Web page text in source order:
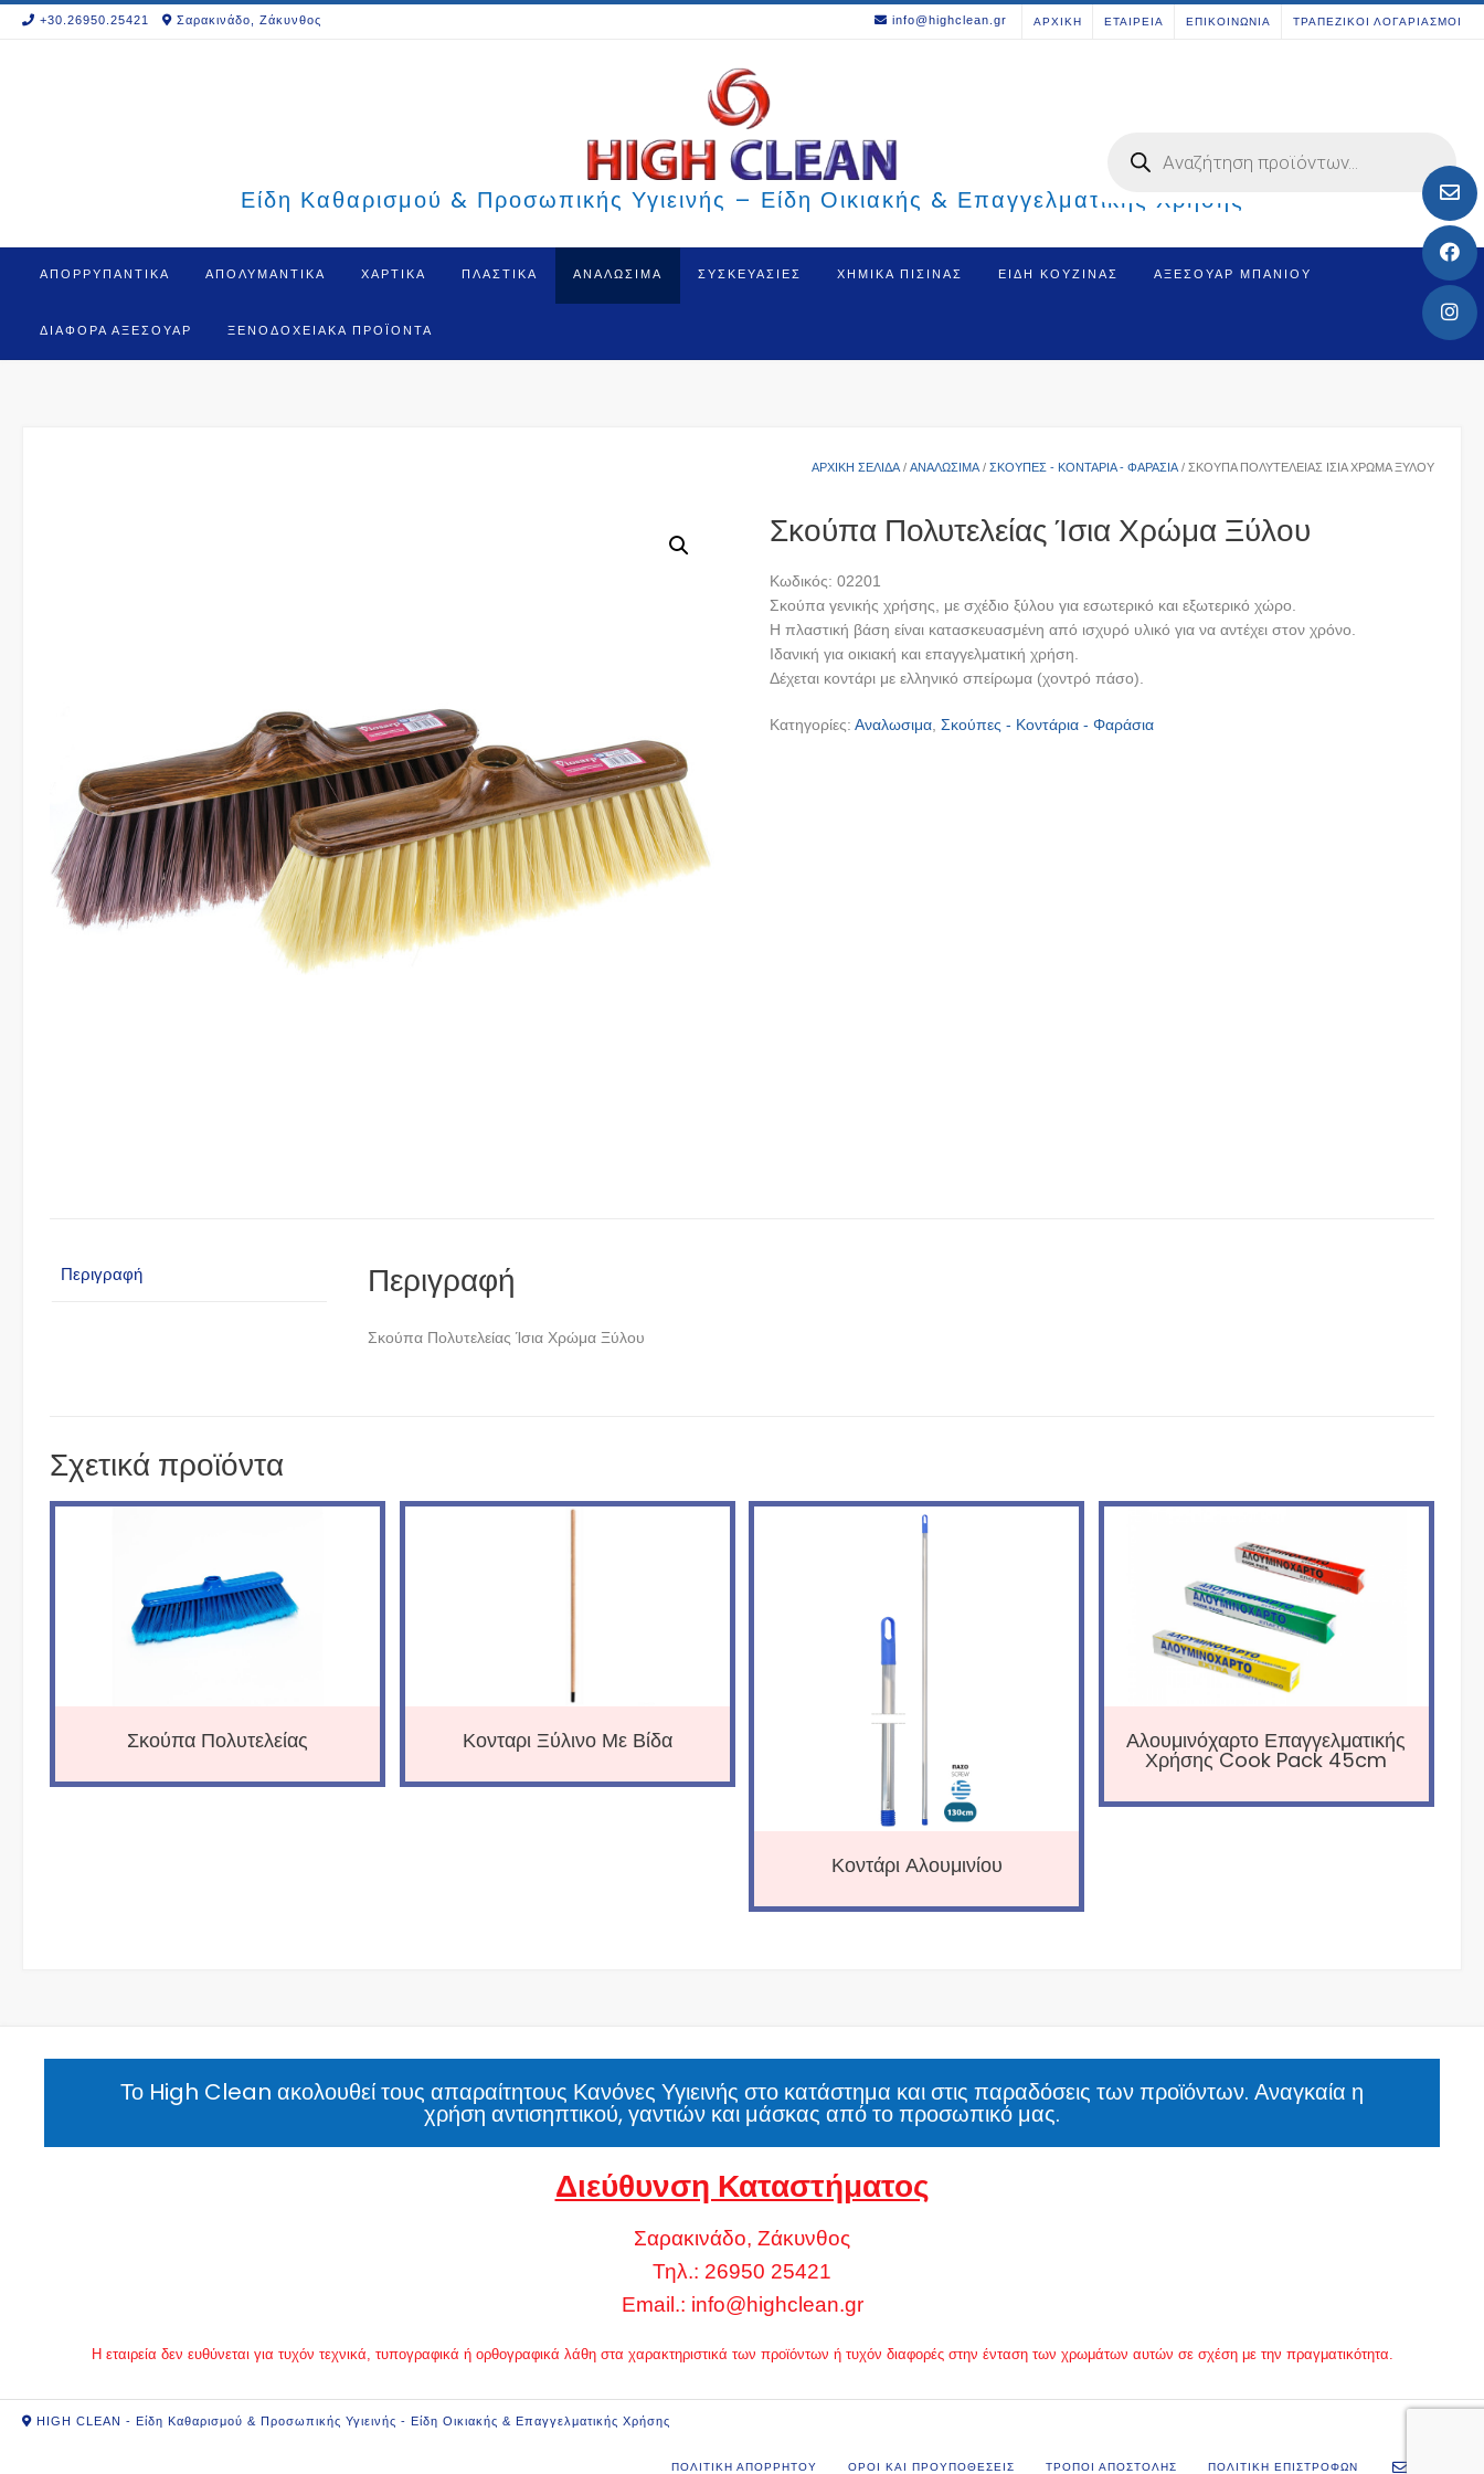
+30.26950.25421 Σαρακινάδο, Ζάκυνθος info@highclean.gr ΑΡΧΙΚΗ ΕΤΑΙΡΕΙΑ ΕΠΙΚΟΙΝΩΝΙΑ ΤΡΑΠΕΖΙΚΟΙ ΛΟΓΑΡΙΑΣΜΟΙ
Είδη Καθαρισμού & Προσωπικής Υγιεινής – Είδη Οικιακής & Επαγγελματικής Χρήσης
search
ΑΠΟΡΡΥΠΑΝΤΙΚΑ ΑΠΟΛΥΜΑΝΤΙΚΑ ΧΑΡΤΙΚΑ ΠΛΑΣΤΙΚΑ ΑΝΑΛΩΣΙΜΑ ΣΥΣΚΕΥΑΣΙΕΣ ΧΗΜΙΚΑ ΠΙΣΙΝΑΣ ΕΊΔΗ ΚΟΥΖΊΝΑΣ ΑΞΕΣΟΥΆΡ ΜΠΆΝΙΟΥ
ΔΙΆΦΟΡΑ ΑΞΕΣΟΥΆΡ ΞΕΝΟΔΟΧΕΙΑΚΆ ΠΡΟΪΌΝΤΑ
ΑΡΧΙΚΉ ΣΕΛΊΔΑ / ΑΝΑΛΩΣΙΜΑ / ΣΚΟΎΠΕΣ - ΚΟΝΤΆΡΙΑ - ΦΑΡΆΣΙΑ / ΣΚΟΎΠΑ ΠΟΛΥΤΕΛΕΊΑΣ ΊΣΙΑ ΧΡΏΜΑ ΞΎΛΟΥ
Σκούπα Πολυτελείας Ίσια Χρώμα Ξύλου
Κωδικός: 02201
Σκούπα γενικής χρήσης, με σχέδιο ξύλου για εσωτερικό και εξωτερικό χώρο.
Η πλαστική βάση είναι κατασκευασμένη από ισχυρό υλικό για να αντέχει στον χρόνο.
Ιδανική για οικιακή και επαγγελματική χρήση.
Δέχεται κοντάρι με ελληνικό σπείρωμα (χοντρό πάσο).
Κατηγορίες:Αναλωσιμα ,Σκούπες - Κοντάρια - Φαράσια
Περιγραφή Περιγραφή
Σκούπα Πολυτελείας Ίσια Χρώμα Ξύλου
Σχετικά προϊόντα
Σκούπα Πολυτελείας Κονταρι Ξύλινο Με Βίδα
Κοντάρι Αλουμινίου
Αλουμινόχαρτο Επαγγελματικής
Χρήσης Cook Pack 45cm
Το High Clean ακολουθεί τους απαραίτητους Κανόνες Υγιεινής στο κατάστημα και στις παραδόσεις των προϊόντων. Αναγκαία η
χρήση αντισηπτικού, γαντιών και μάσκας από το προσωπικό μας.
Διεύθυνση Καταστήματος
Σαρακινάδο, Ζάκυνθος
Τηλ.: 26950 25421
Email.: info@highclean.gr
Η εταιρεία δεν ευθύνεται για τυχόν τεχνικά, τυπογραφικά ή ορθογραφικά λάθη στα χαρακτηριστικά των προϊόντων ή τυχόν διαφορές στην ένταση των χρωμάτων αυτών σε σχέση με την πραγματικότητα.
HIGH CLEAN - Είδη Καθαρισμού & Προσωπικής Υγιεινής - Είδη Οικιακής & Επαγγελματικής Χρήσης
ΠΟΛΙΤΙΚΗ ΑΠΟΡΡΗΤΟΥ ΟΡΟΙ ΚΑΙ ΠΡΟΥΠΟΘΕΣΕΙΣ ΤΡΟΠΟΙ ΑΠΟΣΤΟΛΗΣ ΠΟΛΙΤΙΚΗ ΕΠΙΣΤΡΟΦΩΝ